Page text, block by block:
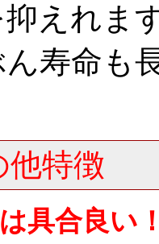
えれま
ん寿命も
他特徴
具合良い